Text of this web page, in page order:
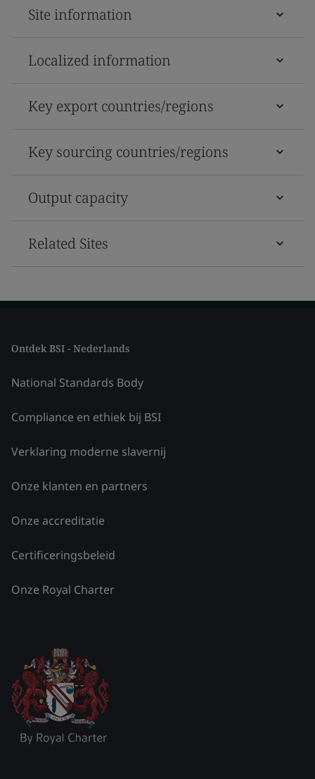
Site information
Localized information
Key export countries/regions
Key sourcing countries/regions
Output capacity
Related Sites
Ontdek BSI - Nederlands
National Standards Body
Compliance en ethiek bij BSI
Verklaring moderne slavernij
Onze klanten en partners
Onze accreditatie
Certificeringsbeleid
Onze Royal Charter